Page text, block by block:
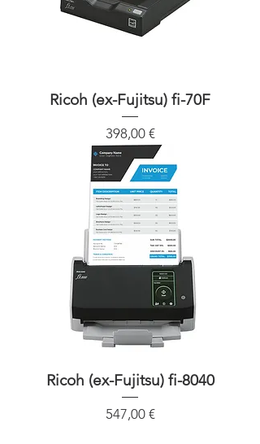
Ricoh (ex-Fujitsu) fi-70F
Precio
398,00 €
Ricoh (ex-Fujitsu) fi-8040
Precio
547,00 €